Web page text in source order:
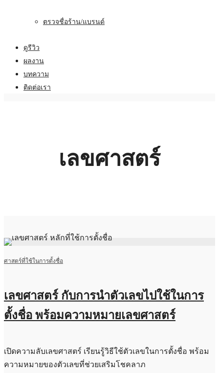
ตรวจชื่อร้าน/แบรนด์
ดูรีวิว
ผลงาน
บทความ
ติดต่อเรา
เลขศาสตร์
ศาสตร์ที่ใช้ในการตั้งชื่อ
เลขศาสตร์ กับการนำตัวเลขไปใช้ในการ
ตั้งชื่อ พร้อมความหมายเลขศาสตร์
เปิดความลับเลขศาสตร์ เรียนรู้วิธีใช้ตัวเลขในการตั้งชื่อ พร้อม
ความหมายของตัวเลขที่ช่วยเสริมโชคลาภ